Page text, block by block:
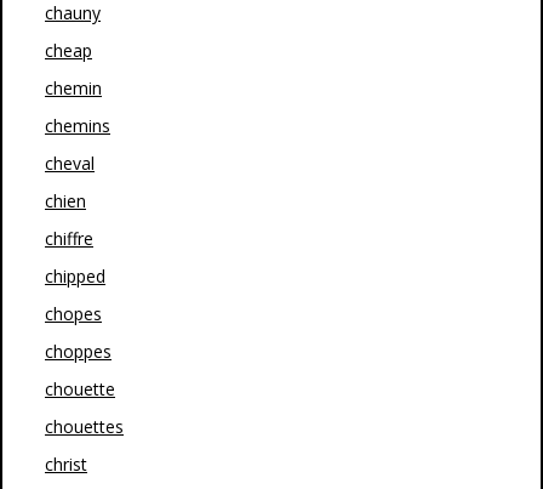
chauny
cheap
chemin
chemins
cheval
chien
chiffre
chipped
chopes
choppes
chouette
chouettes
christ